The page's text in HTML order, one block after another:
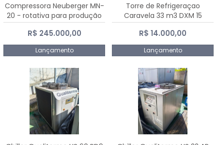
Compressora Neuberger MN-
20 - rotativa para produção
de comprimidos
R$ 245.000,00
Lançamento
Torre de Refrigeraçao
Caravela 33 m3 DXM 15
R$ 14.000,00
Lançamento